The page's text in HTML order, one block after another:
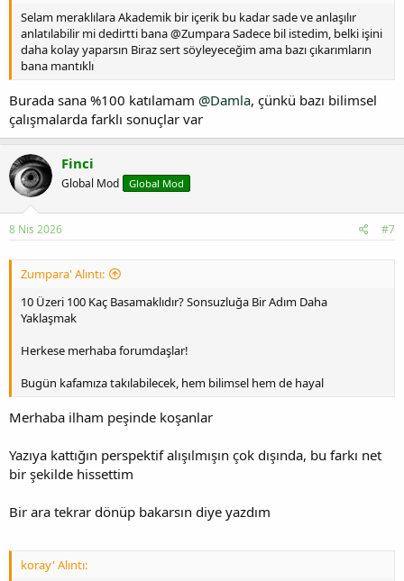
Selam meraklılara Akademik bir içerik bu kadar sade ve anlaşılır
anlatılabilir mi dedirtti bana @Zumpara Sadece bil istedim, belki işini
daha kolay yaparsın Biraz sert söyleyeceğim ama bazı çıkarımların
bana mantıklı
Burada sana %100 katılamam @Damla, çünkü bazı bilimsel
çalışmalarda farklı sonuçlar var
Finci
Global Mod Global Mod
8 Nis 2026 #7
Zumpara' Alıntı:
10 Üzeri 100 Kaç Basamaklıdır? Sonsuzluğa Bir Adım Daha
Yaklaşmak
Herkese merhaba forumdaşlar!
Bugün kafamıza takılabilecek, hem bilimsel hem de hayal
Merhaba ilham peşinde koşanlar
Yazıya kattığın perspektif alışılmışın çok dışında, bu farkı net
bir şekilde hissettim
Bir ara tekrar dönüp bakarsın diye yazdım
koray' Alıntı: